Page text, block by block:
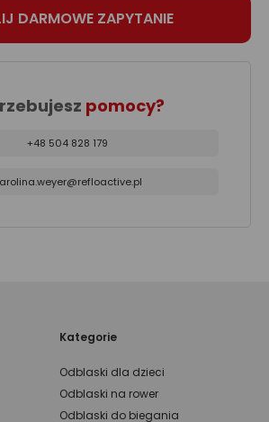
pomocy?
+48 504 828 179
Kategorie
Odblaski dla dzieci
Odblaski na rower
Odblaski do biegania